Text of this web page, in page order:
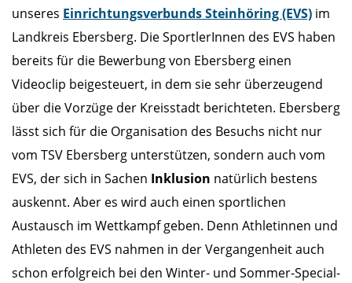
unseres Einrichtungsverbunds Steinhöring (EVS) im
Landkreis Ebersberg. Die SportlerInnen des EVS haben
bereits für die Bewerbung von Ebersberg einen
Videoclip beigesteuert, in dem sie sehr überzeugend
über die Vorzüge der Kreisstadt berichteten. Ebersberg
lässt sich für die Organisation des Besuchs nicht nur
vom TSV Ebersberg unterstützen, sondern auch vom
EVS, der sich in Sachen Inklusion natürlich bestens
auskennt. Aber es wird auch einen sportlichen
Austausch im Wettkampf geben. Denn Athletinnen und
Athleten des EVS nahmen in der Vergangenheit auch
schon erfolgreich bei den Winter- und Sommer-Special-